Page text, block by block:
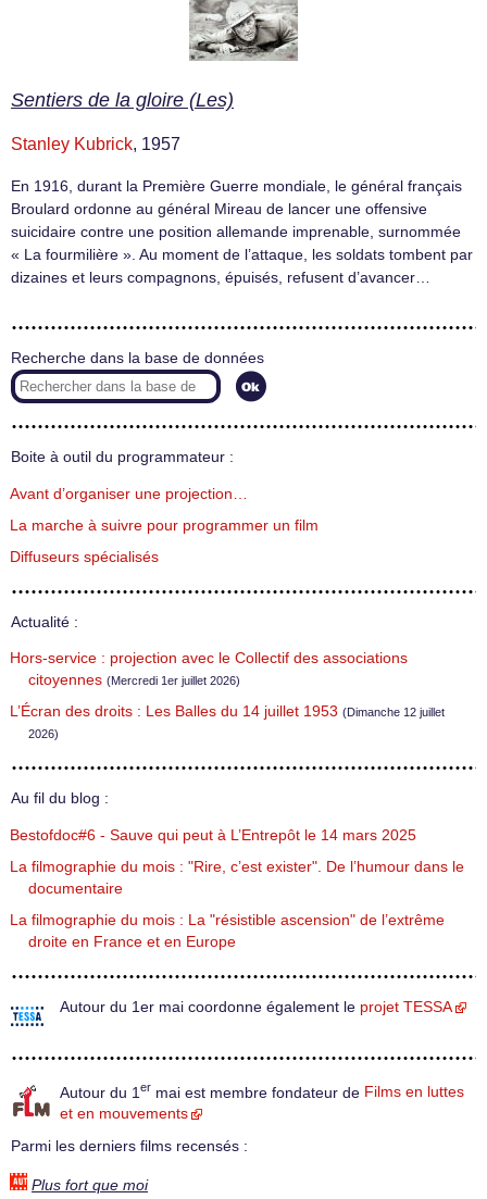
Sentiers de la gloire (Les)
Stanley Kubrick, 1957
En 1916, durant la Première Guerre mondiale, le général français
Broulard ordonne au général Mireau de lancer une offensive
suicidaire contre une position allemande imprenable, surnommée
« La fourmilière ». Au moment de l’attaque, les soldats tombent par
dizaines et leurs compagnons, épuisés, refusent d’avancer…
Recherche dans la base de données
Boite à outil du programmateur :
Avant d’organiser une projection…
La marche à suivre pour programmer un film
Diffuseurs spécialisés
Actualité :
Hors-service : projection avec le Collectif des associations
citoyennes (Mercredi 1er juillet 2026)
L’Écran des droits : Les Balles du 14 juillet 1953 (Dimanche 12 juillet
2026)
Au fil du blog :
Bestofdoc#6 - Sauve qui peut à L’Entrepôt le 14 mars 2025
La filmographie du mois : "Rire, c’est exister". De l’humour dans le
documentaire
La filmographie du mois : La "résistible ascension" de l’extrême
droite en France et en Europe
Autour du 1er mai coordonne également le projet TESSA
Autour du 1 er mai est membre fondateur de Films en luttes
et en mouvements
Parmi les derniers films recensés :
Plus fort que moi